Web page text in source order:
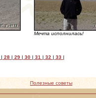
Мечта исполнилась!
| 28 | 29 | 30 | 31 | 32 | 33 |
Полезные советы